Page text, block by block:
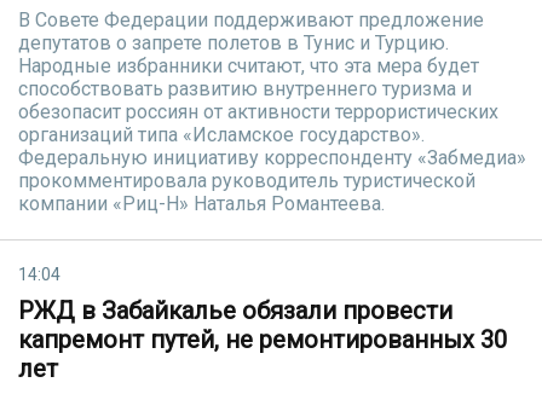
В Совете Федерации поддерживают предложение
депутатов о запрете полетов в Тунис и Турцию.
Народные избранники считают, что эта мера будет
способствовать развитию внутреннего туризма и
обезопасит россиян от активности террористических
организаций типа «Исламское государство».
Федеральную инициативу корреспонденту «Забмедиа»
прокомментировала руководитель туристической
компании «Риц-Н» Наталья Романтеева.
14:04
РЖД в Забайкалье обязали провести
капремонт путей, не ремонтированных 30
лет